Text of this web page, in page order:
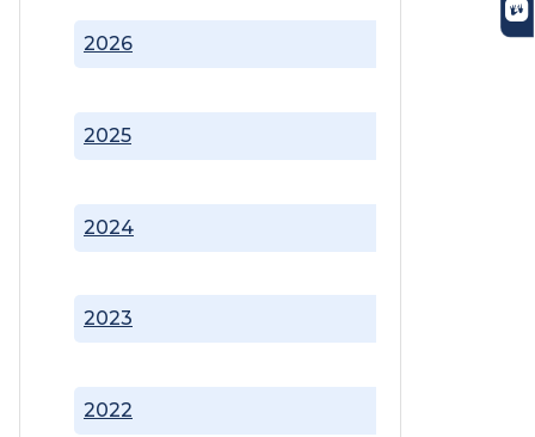
2022
2023
2024
2025
2026